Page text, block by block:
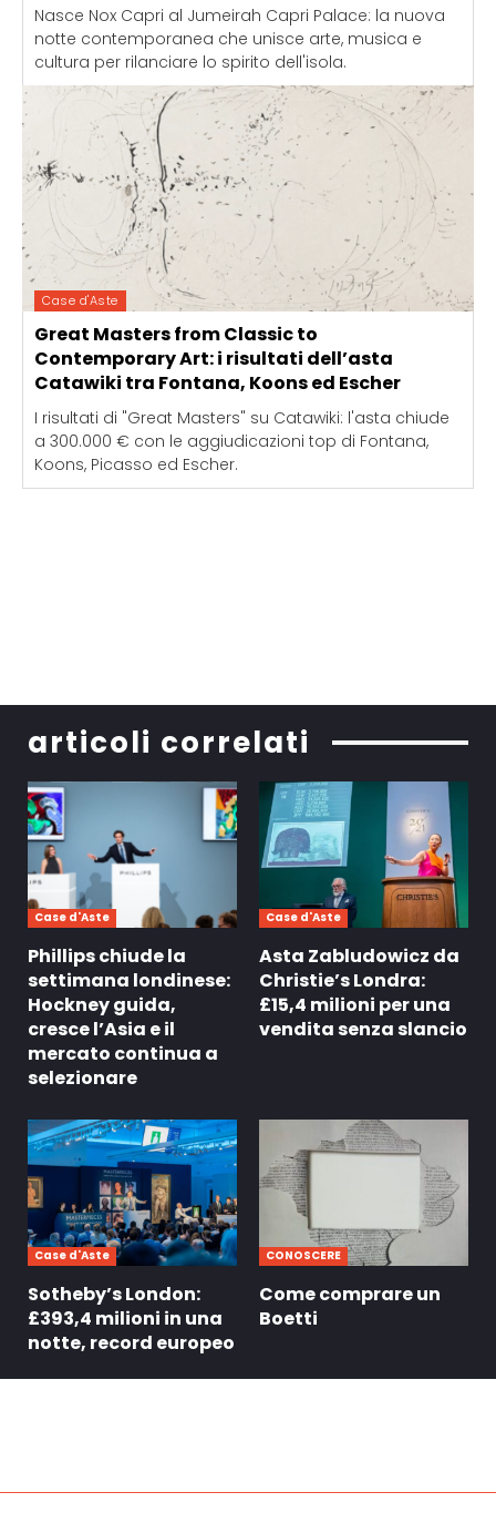
Nasce Nox Capri al Jumeirah Capri Palace: la nuova
notte contemporanea che unisce arte, musica e
cultura per rilanciare lo spirito dell'isola.
Case d'Aste
Great Masters from Classic to
Contemporary Art: i risultati dell’asta
Catawiki tra Fontana, Koons ed Escher
I risultati di "Great Masters" su Catawiki: l'asta chiude
a 300.000 € con le aggiudicazioni top di Fontana,
Koons, Picasso ed Escher.
articoli correlati
Case d'Aste
Phillips chiude la
settimana londinese:
Hockney guida,
cresce l’Asia e il
mercato continua a
selezionare
Case d'Aste
Asta Zabludowicz da
Christie’s Londra:
£15,4 milioni per una
vendita senza slancio
Case d'Aste
Sotheby’s London:
£393,4 milioni in una
notte, record europeo
CONOSCERE
Come comprare un
Boetti